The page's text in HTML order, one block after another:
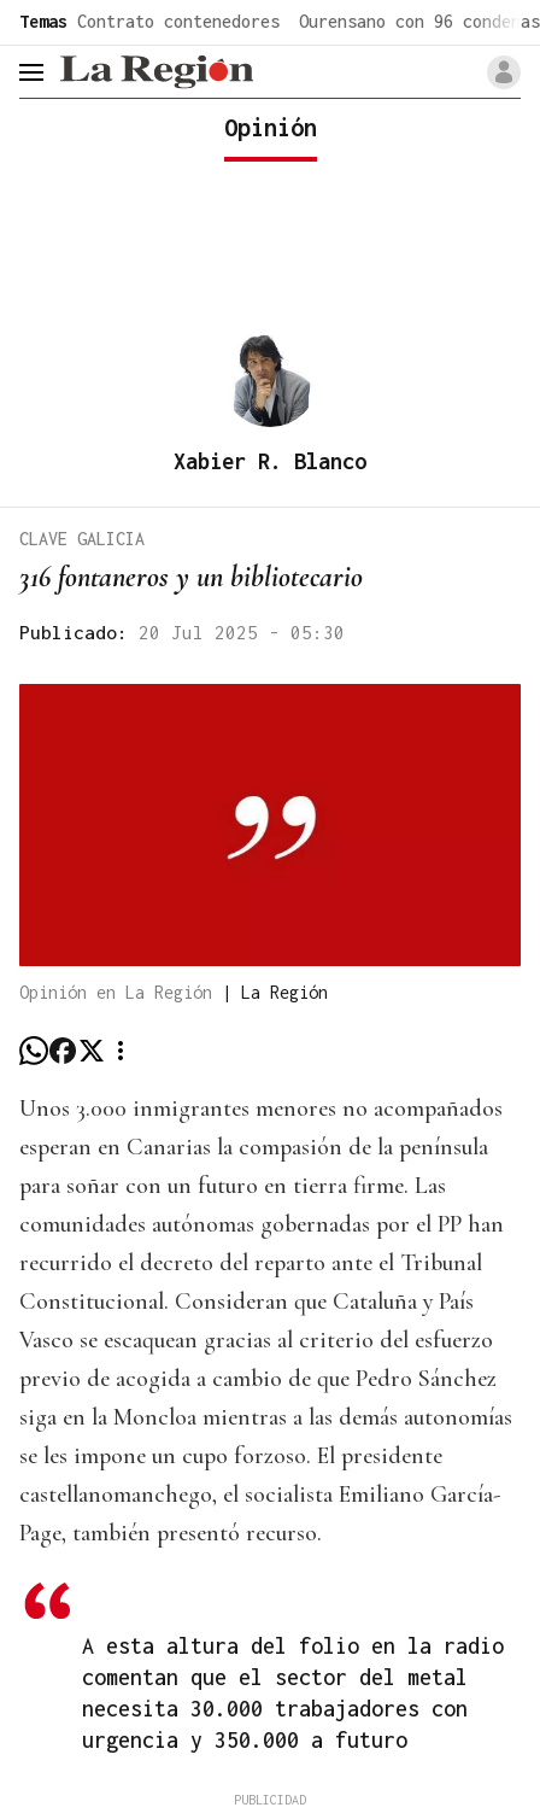
Temas Contrato contenedores Ourensano con 96 condenas
header.menu.open
Opinión
Xabier R. Blanco
316 fontaneros y un bibliotecario
CLAVE GALICIA
Publicado: 20 Jul 2025 - 05:30
Opinión en La Región | La Región
Unos 3.000 inmigrantes menores no acompañados
esperan en Canarias la compasión de la península
para soñar con un futuro en tierra firme. Las
comunidades autónomas gobernadas por el PP han
recurrido el decreto del reparto ante el Tribunal
Constitucional. Consideran que Cataluña y País
Vasco se escaquean gracias al criterio del esfuerzo
previo de acogida a cambio de que Pedro Sánchez
siga en la Moncloa mientras a las demás autonomías
se les impone un cupo forzoso. El presidente
castellanomanchego, el socialista Emiliano García-
Page, también presentó recurso.
A esta altura del folio en la radio
comentan que el sector del metal
necesita 30.000 trabajadores con
urgencia y 350.000 a futuro